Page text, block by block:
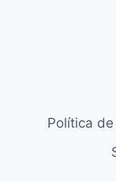
Política